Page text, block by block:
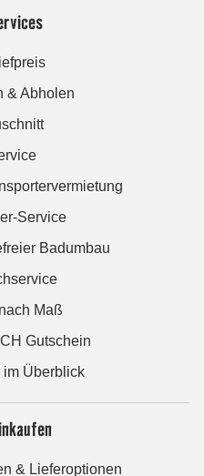
& Abholen
Service
Badumbau
Maß
Gutschein
Überblick
& Lieferoptionen